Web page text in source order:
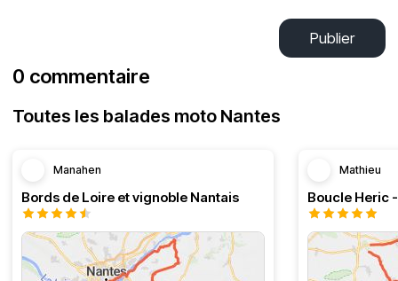
Publier
0 commentaire
Toutes les balades moto Nantes
Manahen
Bords de Loire et vignoble Nantais
Mathieu
Boucle Heric